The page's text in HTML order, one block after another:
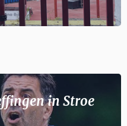
in Stroe